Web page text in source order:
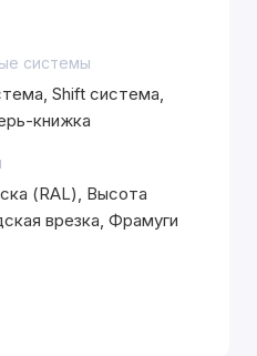
системы
Shift система,
книжка
(RAL), Высота
врезка, Фрамуги